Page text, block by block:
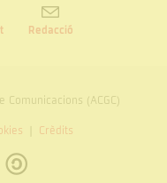
Redacció
(ACGC)
Crèdits